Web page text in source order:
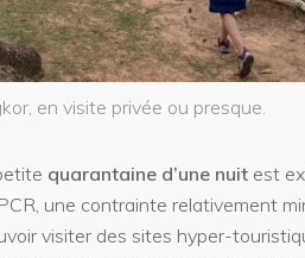
en visite privée ou presque.
quarantaine d’une nuit est
une contrainte relativement
visiter des sites hyper-